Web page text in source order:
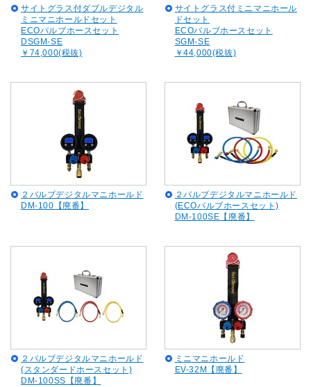
サイトグラス付ダブルデジタル
ミニマニホールドセット
ECOバルブホースセット
DSGM-SE
￥74,000(税抜)
サイトグラス付ミニマニホール
ドセット
ECOバルブホースセット
SGM-SE
￥44,000(税抜)
２バルブデジタルマニホールド
DM-100【廃番】
２バルブデジタルマニホールド
(ECOバルブホースセット)
DM-100SE【廃番】
２バルブデジタルマニホールド
(スタンダードホースセット)
DM-100SS【廃番】
ミニマニホールド
EV-32M【廃番】